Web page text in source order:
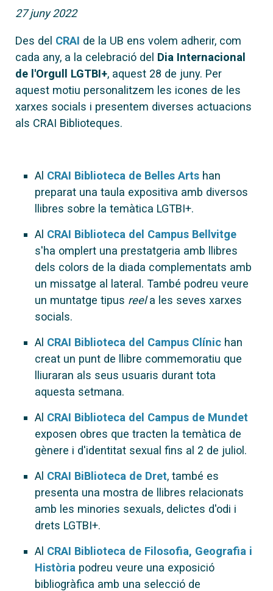
27 juny 2022
Des del CRAI de la UB ens volem adherir, com
cada any, a la celebració del Dia Internacional
de l'Orgull LGTBI+, aquest 28 de juny. Per
aquest motiu personalitzem les icones de les
xarxes socials i presentem diverses actuacions
als CRAI Biblioteques.
Al CRAI Biblioteca de Belles Arts han
preparat una taula expositiva amb diversos
llibres sobre la temàtica LGTBI+.
Al CRAI Biblioteca del Campus Bellvitge
s'ha omplert una prestatgeria amb llibres
dels colors de la diada complementats amb
un missatge al lateral. També podreu veure
un muntatge tipus reela les seves xarxes
socials.
Al CRAI Biblioteca del Campus Clínic han
creat un punt de llibre commemoratiu que
lliuraran als seus usuaris durant tota
aquesta setmana.
Al CRAI Biblioteca del Campus de Mundet
exposen obres que tracten la temàtica de
gènere i d'identitat sexual fins al 2 de juliol.
Al CRAI BiBlioteca de Dret, també es
presenta una mostra de llibres relacionats
amb les minories sexuals, delictes d'odi i
drets LGTBI+.
Al CRAI Biblioteca de Filosofia, Geografia i
Història podreu veure una exposició
bibliogràfica amb una selecció de